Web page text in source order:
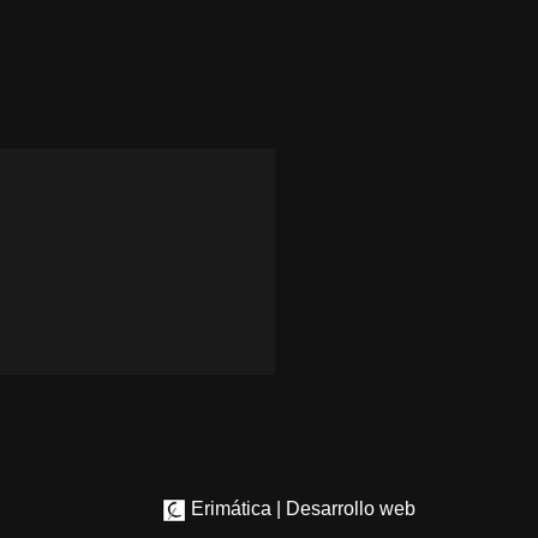
Erimática | Desarrollo web